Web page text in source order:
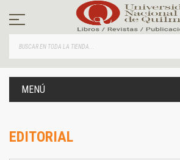
contenido
MENÚ
EDITORIAL